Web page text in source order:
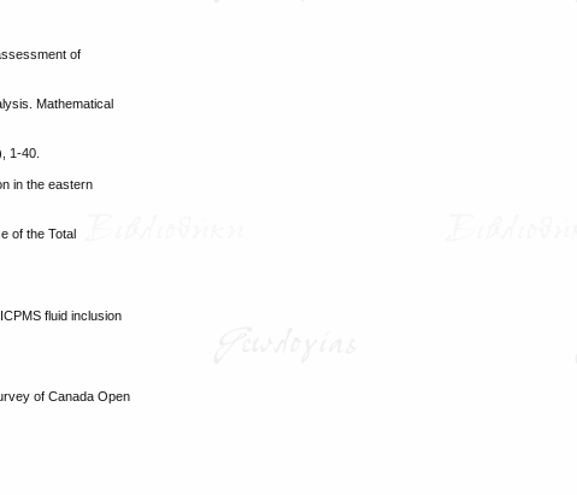
of
Mathematical
1-40.
in the eastern
of the Total
fluid inclusion
of Canada Open